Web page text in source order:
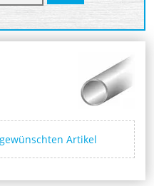
Artikel